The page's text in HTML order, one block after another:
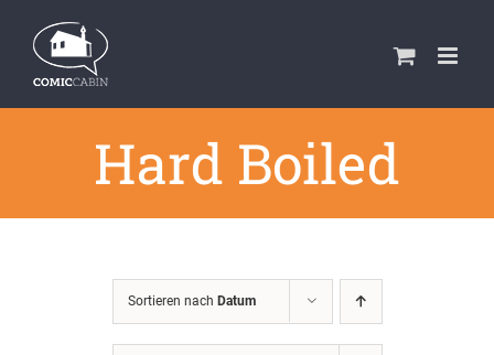
Inhalt
springen
Hard Boiled
Sortieren nach Datum